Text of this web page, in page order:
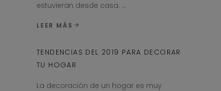
estuvieran desde casa.
LEER MÁS
TENDENCIAS DEL 2019 PARA DECORAR
TU HOGAR
La decoración de un hogar es muy